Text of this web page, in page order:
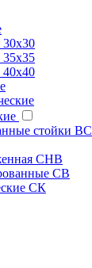
стойки ВС
СНВ
СВ
СК